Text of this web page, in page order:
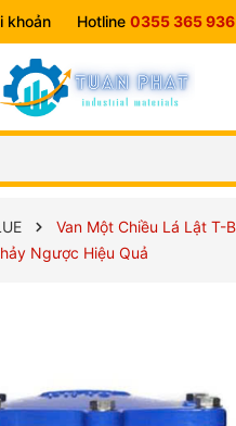
khoản Hotline 0355 365 936
Van Một Chiều Lá Lật T-
Ngược Hiệu Quả